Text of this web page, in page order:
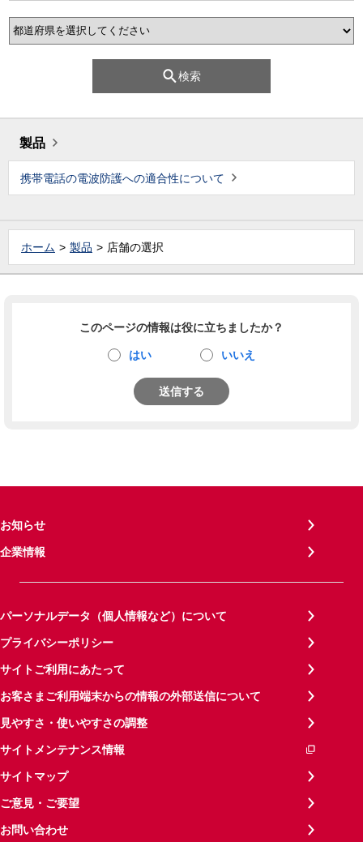
検索
製品
携帯電話の電波防護への適合性について
ホーム 製品 店舗の選択
このページの情報は役に立ちましたか？
はい いいえ
送信する
お知らせ
企業情報
パーソナルデータ（個人情報など）について
プライバシーポリシー
サイトご利用にあたって
お客さまご利用端末からの情報の外部送信について
見やすさ・使いやすさの調整
サイトメンテナンス情報
サイトマップ
ご意見・ご要望
お問い合わせ